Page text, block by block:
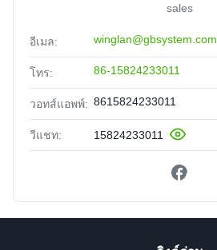
sales
อีเมล: winglan@gbsystem.com
โทร: 86-15824233011
วอทส์แอพพ์: 8615824233011
วีแชท: 15824233011